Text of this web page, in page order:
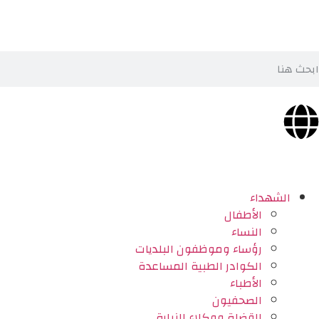
الشهداء
الأطفال
النساء
رؤساء وموظفون البلديات
الكوادر الطبية المساعدة
الأطباء
الصحفيون